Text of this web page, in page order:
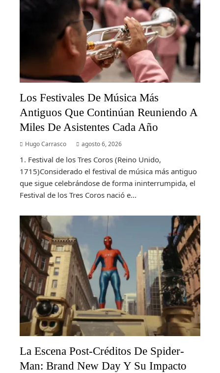
Los Festivales De Música Más
Antiguos Que Continúan Reuniendo A
Miles De Asistentes Cada Año
Hugo Carrasco agosto 6, 2026
1. Festival de los Tres Coros (Reino Unido,
1715)Considerado el festival de música más antiguo
que sigue celebrándose de forma ininterrumpida, el
Festival de los Tres Coros nació e...
La Escena Post-Créditos De Spider-
Man: Brand New Day Y Su Impacto